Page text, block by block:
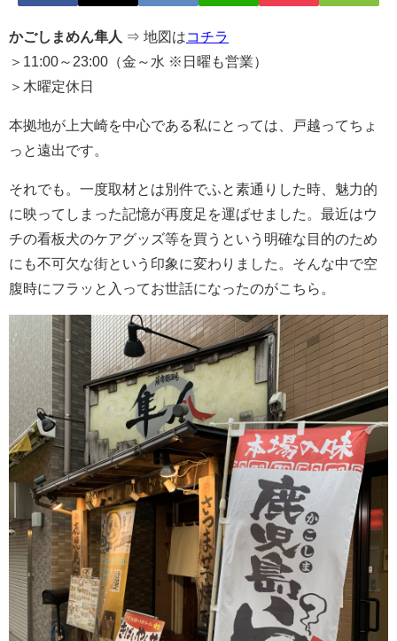
かごしまめん隼人 ⇒ 地図はコチラ
＞11:00～23:00（金～水 ※日曜も営業）
＞木曜定休日
本拠地が上大崎を中心である私にとっては、戸越ってちょ
っと遠出です。
それでも。一度取材とは別件でふと素通りした時、魅力的
に映ってしまった記憶が再度足を運ばせました。最近はウ
チの看板犬のケアグッズ等を買うという明確な目的のため
にも不可欠な街という印象に変わりました。そんな中で空
腹時にフラッと入ってお世話になったのがこちら。